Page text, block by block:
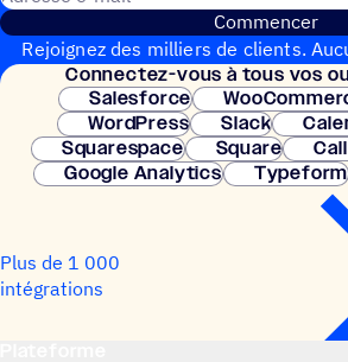
Commencer
Rejoignez des milliers de clients.
nécessaire. Configuration
Connec­tez-vous à tous vos
Salesforce
WordPress
Slack
Squarespace
Square
Google Analytics
Typeform
Plus de 1 000
intégrations